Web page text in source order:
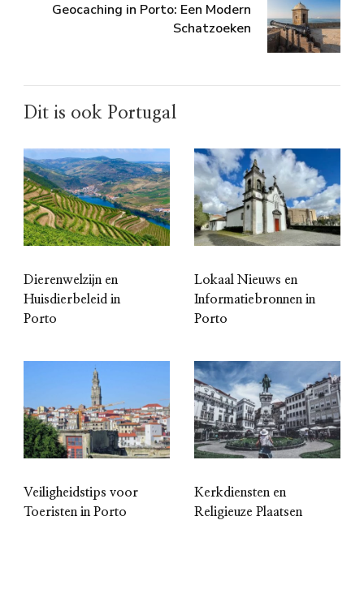
Geocaching in Porto: Een Modern
Schatzoeken
Dit is ook Portugal
Dierenwelzijn en
Huisdierbeleid in
Porto
Lokaal Nieuws en
Informatiebronnen in
Porto
Veiligheidstips voor
Toeristen in Porto
Kerkdiensten en
Religieuze Plaatsen